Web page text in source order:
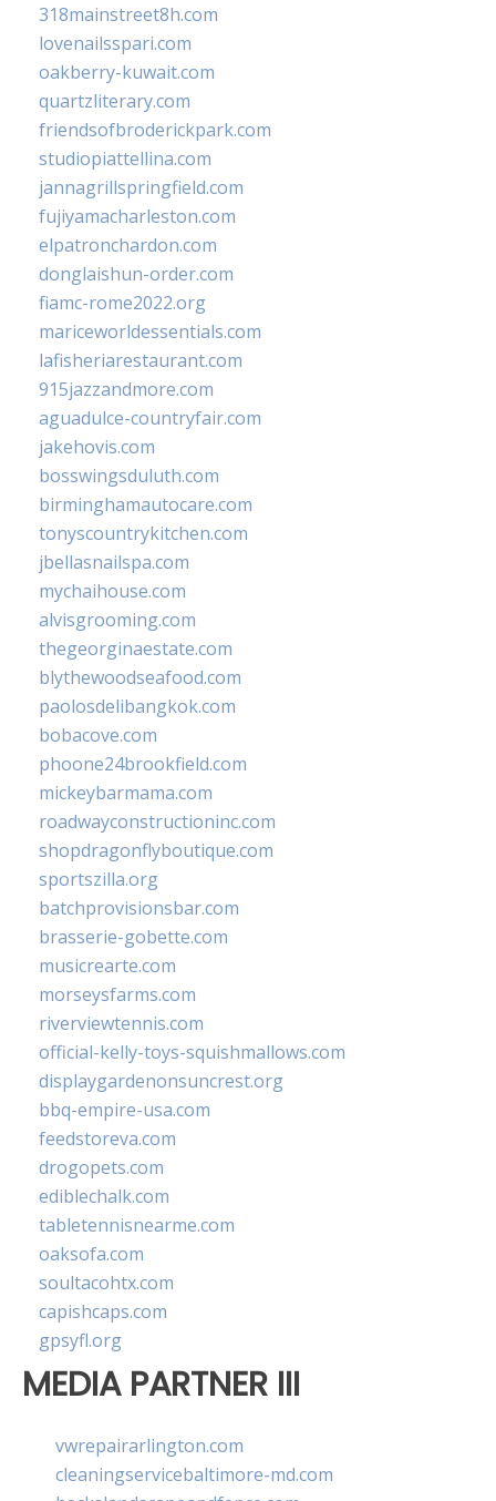
318mainstreet8h.com
lovenailsspari.com
oakberry-kuwait.com
quartzliterary.com
friendsofbroderickpark.com
studiopiattellina.com
jannagrillspringfield.com
fujiyamacharleston.com
elpatronchardon.com
donglaishun-order.com
fiamc-rome2022.org
mariceworldessentials.com
lafisheriarestaurant.com
915jazzandmore.com
aguadulce-countryfair.com
jakehovis.com
bosswingsduluth.com
birminghamautocare.com
tonyscountrykitchen.com
jbellasnailspa.com
mychaihouse.com
alvisgrooming.com
thegeorginaestate.com
blythewoodseafood.com
paolosdelibangkok.com
bobacove.com
phoone24brookfield.com
mickeybarmama.com
roadwayconstructioninc.com
shopdragonflyboutique.com
sportszilla.org
batchprovisionsbar.com
brasserie-gobette.com
musicrearte.com
morseysfarms.com
riverviewtennis.com
official-kelly-toys-squishmallows.com
displaygardenonsuncrest.org
bbq-empire-usa.com
feedstoreva.com
drogopets.com
ediblechalk.com
tabletennisnearme.com
oaksofa.com
soultacohtx.com
capishcaps.com
gpsyfl.org
MEDIA PARTNER III
vwrepairarlington.com
cleaningservicebaltimore-md.com